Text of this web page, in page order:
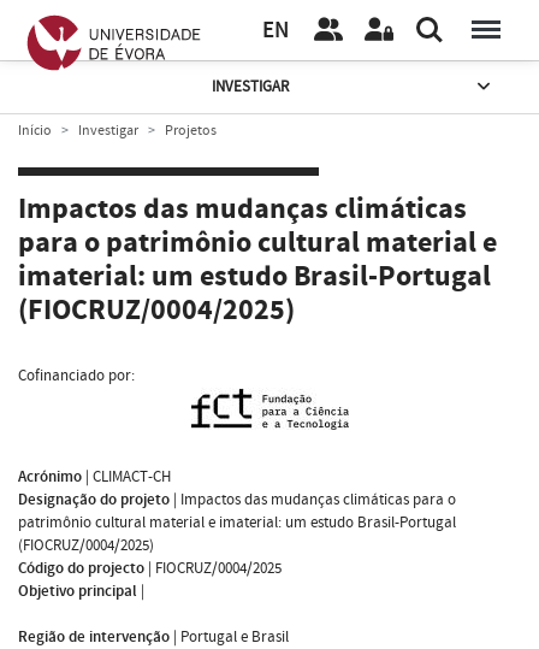
EN
INVESTIGAR
Início Investigar Projetos
Impactos das mudanças climáticas
para o patrimônio cultural material e
imaterial: um estudo Brasil-Portugal
(FIOCRUZ/0004/2025)
Cofinanciado por:
Acrónimo | CLIMACT-CH
Designação do projeto | Impactos das mudanças climáticas para o
patrimônio cultural material e imaterial: um estudo Brasil-Portugal
(FIOCRUZ/0004/2025)
Código do projecto | FIOCRUZ/0004/2025
Objetivo principal |
Região de intervenção | Portugal e Brasil